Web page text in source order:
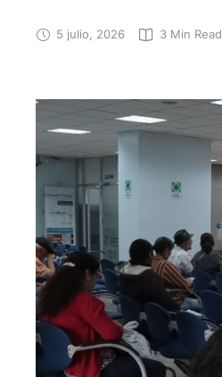
5 julio, 2026 3 Min Read